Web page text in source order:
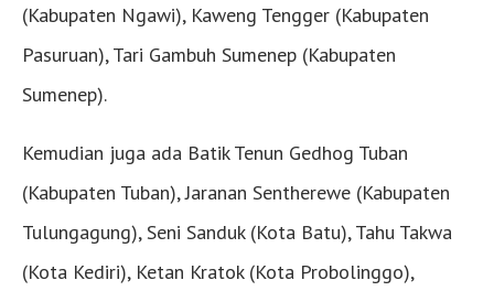
(Kabupaten Ngawi), Kaweng Tengger (Kabupaten
Pasuruan), Tari Gambuh Sumenep (Kabupaten
Sumenep).
Kemudian juga ada Batik Tenun Gedhog Tuban
(Kabupaten Tuban), Jaranan Sentherewe (Kabupaten
Tulungagung), Seni Sanduk (Kota Batu), Tahu Takwa
(Kota Kediri), Ketan Kratok (Kota Probolinggo),